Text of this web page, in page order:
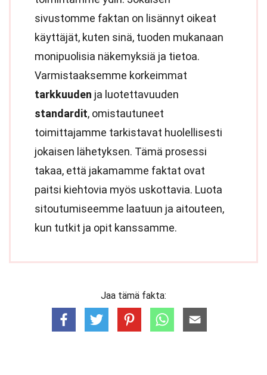
sivustomme faktan on lisännyt oikeat
käyttäjät, kuten sinä, tuoden mukanaan
monipuolisia näkemyksiä ja tietoa.
Varmistaaksemme korkeimmat
tarkkuuden ja luotettavuuden
standardit, omistautuneet
toimittajamme tarkistavat huolellisesti
jokaisen lähetyksen. Tämä prosessi
takaa, että jakamamme faktat ovat
paitsi kiehtovia myös uskottavia. Luota
sitoutumiseemme laatuun ja aitouteen,
kun tutkit ja opit kanssamme.
Jaa tämä fakta: